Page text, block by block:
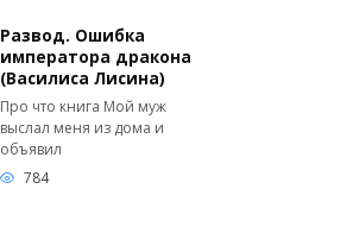
Развод. Ошибка
императора дракона
(Василиса Лисина)
Про что книга Мой муж
выслал меня из дома и
объявил
784